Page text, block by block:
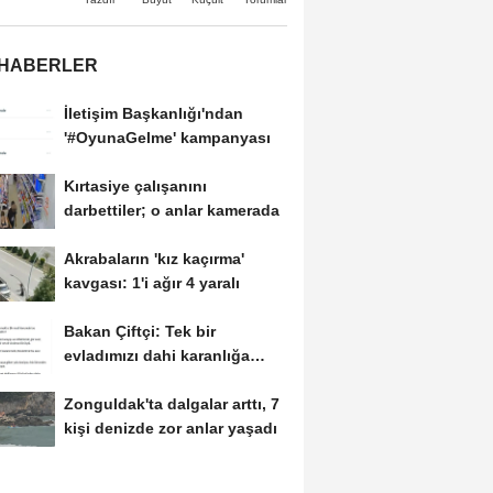
İletişim Başkanlığı'ndan
'#OyunaGelme' kampanyası
Kırtasiye çalışanını
darbettiler; o anlar kamerada
Akrabaların 'kız kaçırma'
kavgası: 1'i ağır 4 yaralı
Bakan Çiftçi: Tek bir
evladımızı dahi karanlığa
Zonguldak'ta dalgalar arttı, 7
kişi denizde zor anlar yaşadı